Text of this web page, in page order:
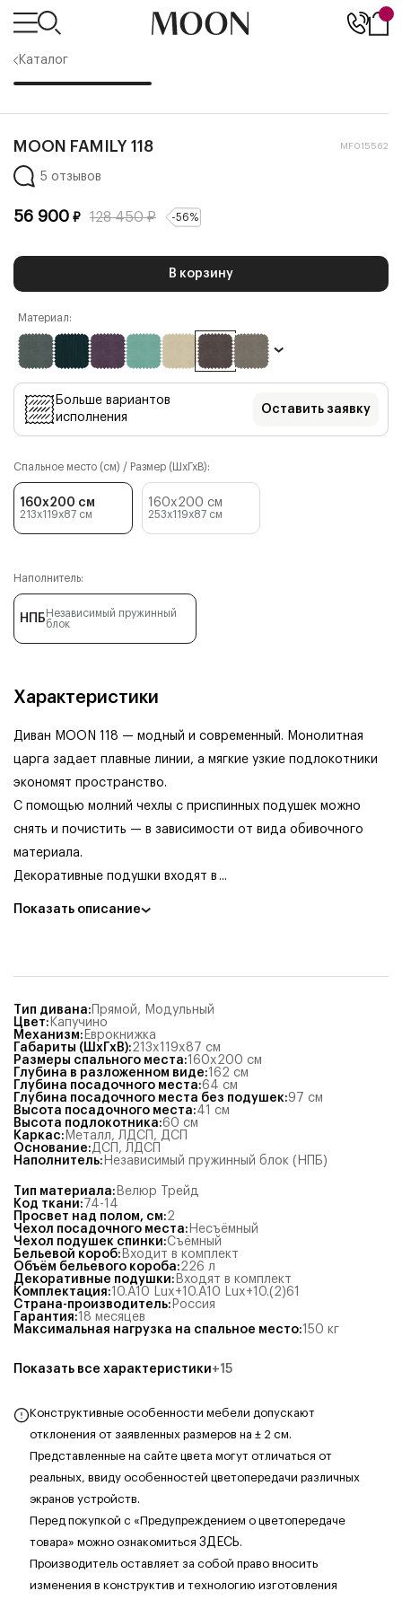
Каталог
MOON FAMILY 118 MF015562
5 отзывов
56 900 ₽ 128 450₽ -56%
В корзину
Материал:
Больше вариантов
исполнения
Оставить заявку
Спальное место (см) / Размер (ШхГхВ):
160x200 см
213x119x87 см
160x200 см
253x119x87см
Наполнитель:
НПБ Независимый пружинный
блок
Характеристики
Диван MOON 118 — модный и современный. Монолитная
царга задает плавные линии, а мягкие узкие подлокотники
экономят пространство.
С помощью молний чехлы с приспинных подушек можно
снять и почистить — в зависимости от вида обивочного
материала.
Декоративные подушки входят в ...
Показать описание
Тип дивана: Прямой, Модульный
Цвет: Капучино
Механизм: Еврокнижка
Габариты (ШхГхВ):213x119x87 см
Размеры спального места:160x200 см
Глубина в разложенном виде:162 см
Глубина посадочного места:64 см
Глубина посадочного места без подушек:97 см
Высота посадочного места:41
см
Высота подлокотника:60 см
Каркас: Металл, ЛДСП , ДСП
Основание:ДСП , ЛДСП
Наполнитель: Независимый пружинный блок (НПБ)
Тип материала: Велюр Трейд
Код ткани: 74-14
Просвет над полом, см:2
Чехол посадочного места: Несъёмный
Чехол подушек спинки:Съёмный
Бельевой короб: Входит в комплект
Объём бельевого короба:226 л
Декоративные подушки: Входят в комплект
Комплектация:10.А10 Lux+10.А10 Lux+10.(2)61
Страна-производитель: Россия
Гарантия:18 месяцев
Максимальная нагрузка на спальное место:150 кг
Показать все характеристики+15
Конструктивные особенности мебели допускают
отклонения от заявленных размеров на ± 2 см.
Представленные на сайте цвета могут отличаться от
реальных, ввиду особенностей цветопередачи различных
экранов устройств.
Перед покупкой с «Предупреждением о цветопередаче
товара» можно ознакомиться ЗДЕСЬ.
Производитель оставляет за собой право вносить
изменения в конструктив и технологию изготовления